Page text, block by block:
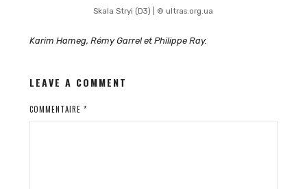
Skala Stryi (D3) | © ultras.org.ua
Karim Hameg, Rémy Garrel et Philippe Ray.
LEAVE A COMMENT
COMMENTAIRE *